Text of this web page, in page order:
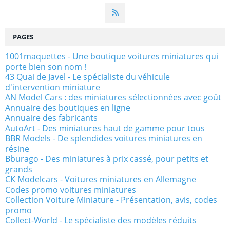
PAGES
1001maquettes - Une boutique voitures miniatures qui
porte bien son nom !
43 Quai de Javel - Le spécialiste du véhicule
d'intervention miniature
AN Model Cars : des miniatures sélectionnées avec goût
Annuaire des boutiques en ligne
Annuaire des fabricants
AutoArt - Des miniatures haut de gamme pour tous
BBR Models - De splendides voitures miniatures en
résine
Bburago - Des miniatures à prix cassé, pour petits et
grands
CK Modelcars - Voitures miniatures en Allemagne
Codes promo voitures miniatures
Collection Voiture Miniature - Présentation, avis, codes
promo
Collect-World - Le spécialiste des modèles réduits